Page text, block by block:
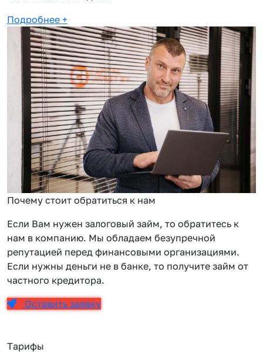
Подробнее +
Почему стоит обратиться к нам
Если Вам нужен залоговый займ, то обратитесь к
нам в компанию. Мы обладаем безупречной
репутацией перед финансовыми организациями.
Если нужны деньги не в банке, то получите займ от
частного кредитора.
Оставить заявку
Тарифы